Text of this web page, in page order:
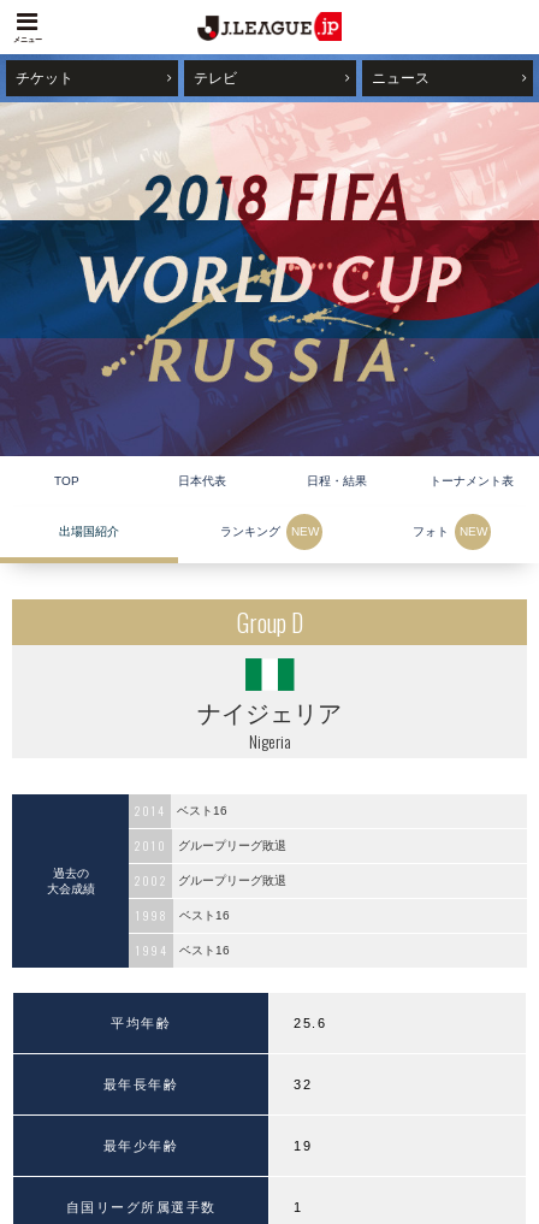
メニュー
チケット テレビ ニュース
TOP 日本代表 日程・結果 トーナメント表
出場国紹介 ランキング NEW フォト NEW
Group D
ナイジェリア
Nigeria
過去の
大会成績
2014 ベスト16
2010 グループリーグ敗退
2002 グループリーグ敗退
1998 ベスト16
1994 ベスト16
平均年齢 25.6
最年長年齢 32
最年少年齢 19
自国リーグ所属選手数 1